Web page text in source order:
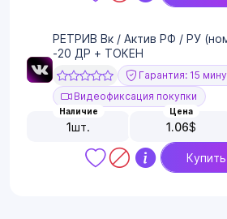
РЕТРИВ Вк / Актив РФ / РУ
-20 ДР + ТОКЕН
Гарантия: 15
Видеофиксация покупки
Наличие
1шт.
Цена
1.06$
Купить